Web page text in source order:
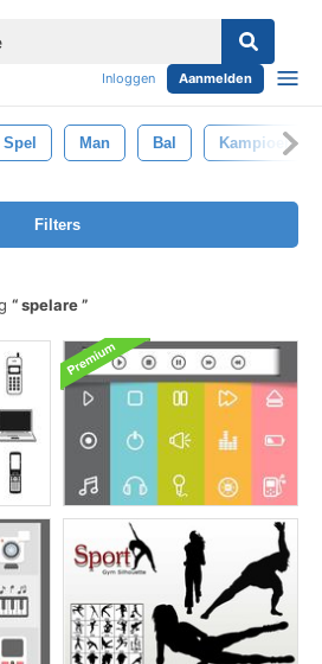
Inloggen Aanmelden
Spel Man Bal Kampioen
Filters
spelare